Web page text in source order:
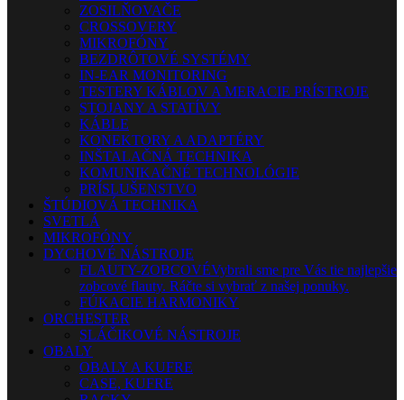
ZOSILŇOVAČE
CROSSOVERY
MIKROFÓNY
BEZDRÔTOVÉ SYSTÉMY
IN-EAR MONITORING
TESTERY KÁBLOV A MERACIE PRÍSTROJE
STOJANY A STATÍVY
KÁBLE
KONEKTORY A ADAPTÉRY
INŠTALAČNÁ TECHNIKA
KOMUNIKAČNÉ TECHNOLÓGIE
PRÍSLUŠENSTVO
ŠTÚDIOVÁ TECHNIKA
SVETLÁ
MIKROFÓNY
DYCHOVÉ NÁSTROJE
FLAUTY-ZOBCOVÉVybrali sme pre Vás tie najlepšie
zobcové flauty. Ráčte si vybrať z našej ponuky.
FÚKACIE HARMONIKY
ORCHESTER
SLÁČIKOVÉ NÁSTROJE
OBALY
OBALY A KUFRE
CASE, KUFRE